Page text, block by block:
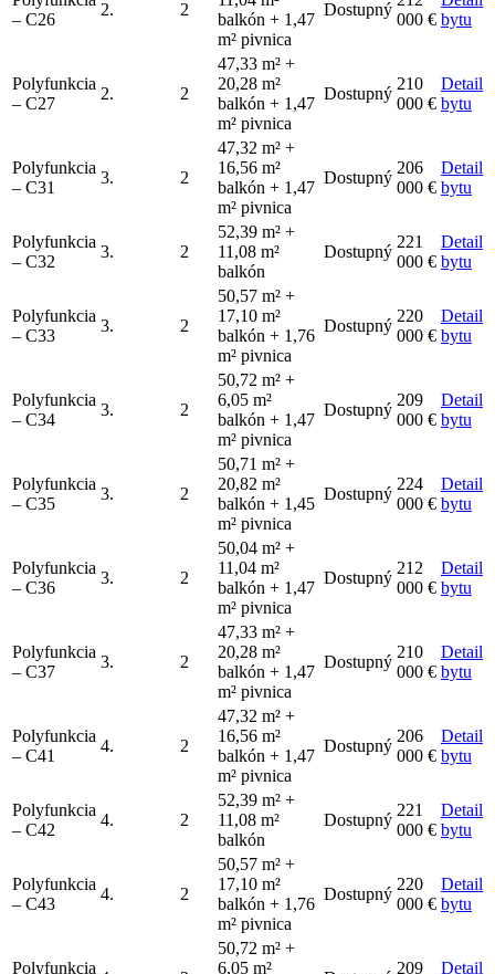
– C26
2. 2
balkón + 1,47
m² pivnica
Dostupný
000 € bytu
Polyfunkcia
– C27
2. 2
47,33 m² +
20,28 m²
balkón + 1,47
m² pivnica
Dostupný
210
000 €
Detail
bytu
Polyfunkcia
– C31
3. 2
47,32 m² +
16,56 m²
balkón + 1,47
m² pivnica
Dostupný
206
000 €
Detail
bytu
Polyfunkcia
– C32
3. 2
52,39 m² +
11,08 m²
balkón
Dostupný
221
000 €
Detail
bytu
Polyfunkcia
– C33
3. 2
50,57 m² +
17,10 m²
balkón + 1,76
m² pivnica
Dostupný
220
000 €
Detail
bytu
Polyfunkcia
– C34
3. 2
50,72 m² +
6,05 m²
balkón + 1,47
m² pivnica
Dostupný
209
000 €
Detail
bytu
Polyfunkcia
– C35
3. 2
50,71 m² +
20,82 m²
balkón + 1,45
m² pivnica
Dostupný
224
000 €
Detail
bytu
Polyfunkcia
– C36
3. 2
50,04 m² +
11,04 m²
balkón + 1,47
m² pivnica
Dostupný
212
000 €
Detail
bytu
Polyfunkcia
– C37
3. 2
47,33 m² +
20,28 m²
balkón + 1,47
m² pivnica
Dostupný
210
000 €
Detail
bytu
Polyfunkcia
– C41
4. 2
47,32 m² +
16,56 m²
balkón + 1,47
m² pivnica
Dostupný
206
000 €
Detail
bytu
Polyfunkcia
– C42
4. 2
52,39 m² +
11,08 m²
balkón
Dostupný
221
000 €
Detail
bytu
Polyfunkcia
– C43
4. 2
50,57 m² +
17,10 m²
balkón + 1,76
m² pivnica
Dostupný
220
000 €
Detail
bytu
Polyfunkcia
50,72 m² +
6,05 m²
209
Detail